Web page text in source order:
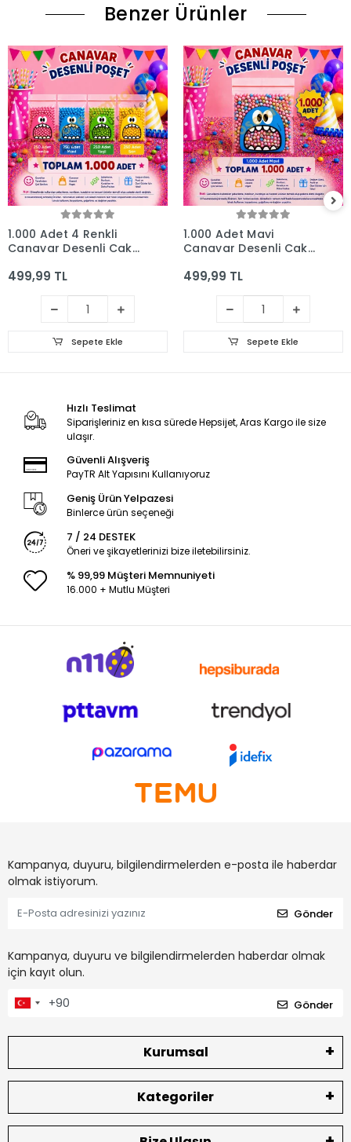
Benzer Ürünler
1.000 Adet 4 Renkli
Canavar Desenli Cake
- 10x15 cm
499,99 TL
Sepete Ekle
1.000 Adet Mavi
Canavar Desenli Cake
10x15 cm
499,99 TL
Sepete Ekle
Hızlı Teslimat
Siparişleriniz en kısa sürede Hepsijet, Aras Kargo ile size
ulaşır.
Güvenli Alışveriş
PayTR Alt Yapısını Kullanıyoruz
Geniş Ürün Yelpazesi
Binlerce ürün seçeneği
7 / 24 DESTEK
Öneri ve şikayetlerinizi bize iletebilirsiniz.
% 99,99 Müşteri Memnuniyeti
16.000 + Mutlu Müşteri
Kampanya, duyuru, bilgilendirmelerden e-posta ile haberdar
olmak istiyorum.
Gönder
Kampanya, duyuru ve bilgilendirmelerden haberdar olmak
için kayıt olun.
Gönder
Kurumsal
Kategoriler